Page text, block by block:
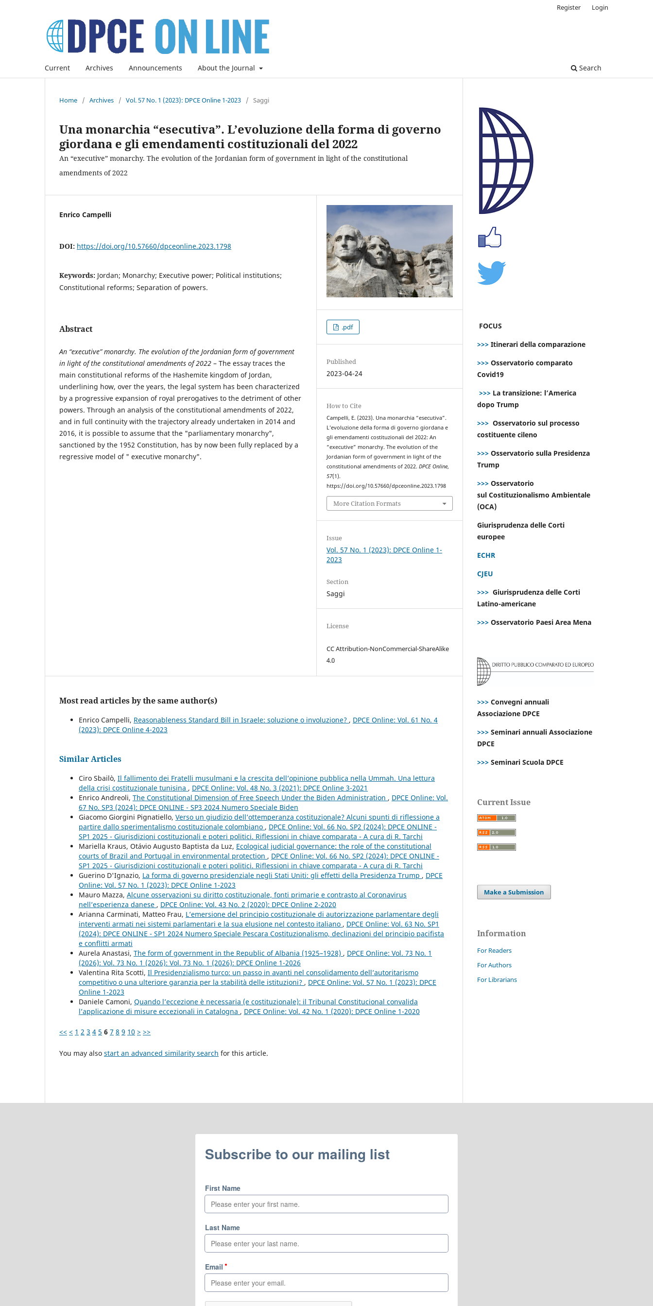
Current Archives Announcements About the Journal Search
Register Login
Home / Archives / Vol. 57 No. 1 (2023): DPCE Online 1-2023 / Saggi
Una monarchia “esecutiva”. L’evoluzione della forma di governo
giordana e gli emendamenti costituzionali del 2022
An “executive” monarchy. The evolution of the Jordanian form of government in light of the constitutional
amendments of 2022
Enrico Campelli
DOI: https://doi.org/10.57660/dpceonline.2023.1798
Keywords: Jordan; Monarchy; Executive power; Political institutions;
Constitutional reforms; Separation of powers.
Abstract
An “executive” monarchy. The evolution of the Jordanian form of government
in light of the constitutional amendments of 2022 – The essay traces the
main constitutional reforms of the Hashemite kingdom of Jordan,
underlining how, over the years, the legal system has been characterized
by a progressive expansion of royal prerogatives to the detriment of other
powers. Through an analysis of the constitutional amendments of 2022,
and in full continuity with the trajectory already undertaken in 2014 and
2016, it is possible to assume that the "parliamentary monarchy",
sanctioned by the 1952 Constitution, has by now been fully replaced by a
regressive model of " executive monarchy".
.pdf
Published
2023-04-24
How to Cite
Campelli, E. (2023). Una monarchia “esecutiva”.
L’evoluzione della forma di governo giordana e
gli emendamenti costituzionali del 2022: An
“executive” monarchy. The evolution of the
Jordanian form of government in light of the
constitutional amendments of 2022.DPCE Online,
57(1).
https://doi.org/10.57660/dpceonline.2023.1798
More Citation Formats
Issue
Vol. 57 No. 1 (2023): DPCE Online 1-
2023
Section
Saggi
License
CC Attribution-NonCommercial-ShareAlike
4.0
Most read articles by the same author(s)
Enrico Campelli, Reasonableness Standard Bill in Israele: soluzione o involuzione? , DPCE Online: Vol. 61 No. 4
(2023): DPCE Online 4-2023
Similar Articles
Ciro Sbailò, Il fallimento dei Fratelli musulmani e la crescita dell’opinione pubblica nella Ummah. Una lettura
della crisi costituzionale tunisina , DPCE Online: Vol. 48 No. 3 (2021): DPCE Online 3-2021
Enrico Andreoli, The Constitutional Dimension of Free Speech Under the Biden Administration , DPCE Online: Vol.
67 No. SP3 (2024): DPCE ONLINE - SP3 2024 Numero Speciale Biden
Giacomo Giorgini Pignatiello, Verso un giudizio dell’ottemperanza costituzionale? Alcuni spunti di riflessione a
partire dallo sperimentalismo costituzionale colombiano , DPCE Online: Vol. 66 No. SP2 (2024): DPCE ONLINE -
SP1 2025 - Giurisdizioni costituzionali e poteri politici. Riflessioni in chiave comparata - A cura di R. Tarchi
Mariella Kraus, Otávio Augusto Baptista da Luz, Ecological judicial governance: the role of the constitutional
courts of Brazil and Portugal in environmental protection , DPCE Online: Vol. 66 No. SP2 (2024): DPCE ONLINE -
SP1 2025 - Giurisdizioni costituzionali e poteri politici. Riflessioni in chiave comparata - A cura di R. Tarchi
Guerino D'Ignazio, La forma di governo presidenziale negli Stati Uniti: gli effetti della Presidenza Trump , DPCE
Online: Vol. 57 No. 1 (2023): DPCE Online 1-2023
Mauro Mazza, Alcune osservazioni su diritto costituzionale, fonti primarie e contrasto al Coronavirus
nell’esperienza danese , DPCE Online: Vol. 43 No. 2 (2020): DPCE Online 2-2020
Arianna Carminati, Matteo Frau, L’emersione del principio costituzionale di autorizzazione parlamentare degli
interventi armati nei sistemi parlamentari e la sua elusione nel contesto italiano , DPCE Online: Vol. 63 No. SP1
(2024): DPCE ONLINE - SP1 2024 Numero Speciale Pescara Costituzionalismo, declinazioni del principio pacifista
e conflitti armati
Aurela Anastasi, The form of government in the Republic of Albania (1925–1928) , DPCE Online: Vol. 73 No. 1
(2026): Vol. 73 No. 1 (2026): Vol. 73 No. 1 (2026): DPCE Online 1-2026
Valentina Rita Scotti, Il Presidenzialismo turco: un passo in avanti nel consolidamento dell’autoritarismo
competitivo o una ulteriore garanzia per la stabilità delle istituzioni? , DPCE Online: Vol. 57 No. 1 (2023): DPCE
Online 1-2023
Daniele Camoni, Quando l’eccezione è necessaria (e costituzionale): il Tribunal Constitucional convalida
l’applicazione di misure eccezionali in Catalogna , DPCE Online: Vol. 42 No. 1 (2020): DPCE Online 1-2020
<< < 1 2 3 4 5 6 7 8 9 10 > >>
You may also start an advanced similarity search for this article.
FOCUS
>>> Itinerari della comparazione
>>> Osservatorio comparato
Covid19
>>> La transizione: l’America
dopo Trump
>>> Osservatorio sul processo
costituente cileno
>>> Osservatorio sulla Presidenza
Trump
>>> Osservatorio
sul Costituzionalismo Ambientale
(OCA)
Giurisprudenza delle Corti
europee
ECHR
CJEU
>>> Giurisprudenza delle Corti
Latino-americane
>>> Osservatorio Paesi Area Mena
>>> Convegni annuali
Associazione DPCE
>>> Seminari annuali Associazione
DPCE
>>> Seminari Scuola DPCE
Current Issue
Make a Submission
Information
For Readers
For Authors
For Librarians